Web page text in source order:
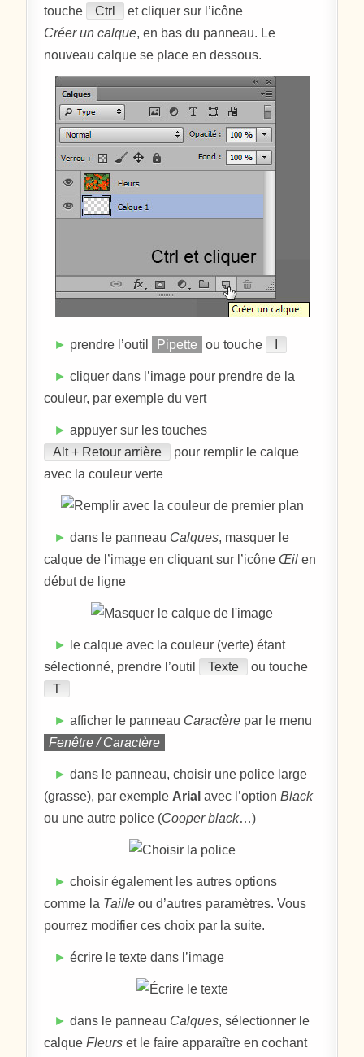
touche Ctrl
et cliquer sur l’icône
Créer un calque, en bas du panneau. Le
nouveau calque se place en dessous.
► prendre l’outil Pipette ou touche
► cliquer dans l’image pour prendre de la
couleur, par exemple du vert
► appuyer sur les touches
Alt + Retour arrière
pour remplir le calque
avec la couleur verte
► dans le panneau Calques, masquer le
calque de l’image en cliquant sur l’icôneŒil en
début de ligne
►
le calque avec la couleur (verte) étant
sélectionné, prendre l’outil
Texte
ou touche
T
► afficher le panneau Caractère par le menu
Fenêtre / Caractère
► dans le panneau, choisir une police large
(grasse), par exemple Arial avec l’optionBlack
ou une autre police (Cooper black…)
► choisir également les autres options
comme la Taille ou d’autres paramètres. Vous
pourrez modifier ces choix par la suite.
► écrire le texte dans l’image
► dans le panneau Calques, sélectionner le
calqueFleurs et le faire apparaître en cochant